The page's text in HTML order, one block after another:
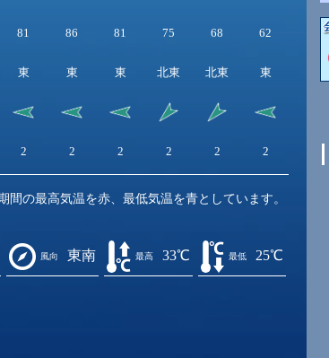
81 86 81 75 68 62
東 東 東 北東 北東 東
2 2 2 2 2 2
間の最高気温を赤、最低気温を青としています。
風向 東南 最高 33℃ 最低 25℃